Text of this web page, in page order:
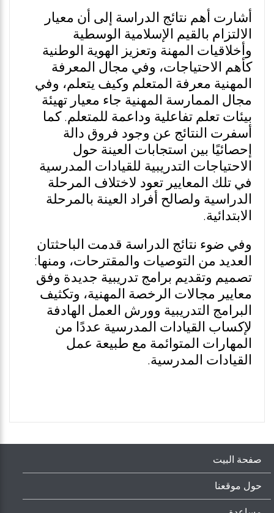
أشارت أهم نتائج الدراسة إلى أن معيار
الالتزام بالقيم الإسلامية الوسطية
وأخلاقيات المهنة وتعزيز الهوية الوطنية
كأهم الاحتياجات، وفي مجال المعرفة
المهنية معرفة المتعلم وكيف يتعلم، وفي
مجال الممارسة المهنية جاء معيار تهيئة
بيئات تعلم تفاعلية وداعمة للمتعلم. كما
أسفرت النتائج عن وجود فروق دالة
إحصائيًا بين استجابات العينة حول
الاحتياجات التدريبية للقيادات المدرسية
في تلك المعايير تعود لاختلاف المرحلة
الدراسية ولصالح أفراد العينة بالمرحلة
الابتدائية.
وفي ضوء نتائج الدراسة قدمت الباحثتان
العديد من التوصيات والمقترحات، ومنها:
تصميم وتقديم برامج تدريبية جديدة وفق
معايير مجالات الرخصة المهنية، وتكثيف
البرامج التدريبية وورش العمل الهادفة
لإكساب القيادات المدرسية عددًا من
المهارات المتوائمة مع طبيعة عمل
القيادات المدرسية.
صفحة البيت
حول موقعنا